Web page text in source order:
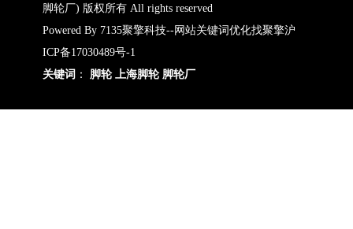
脚轮厂) 版权所有 All rights reserved
Powered By 7135聚擎科技--网站关键词优化找聚擎沪
ICP备17030489号-1
关键词 ： 脚轮 上海脚轮 脚轮厂